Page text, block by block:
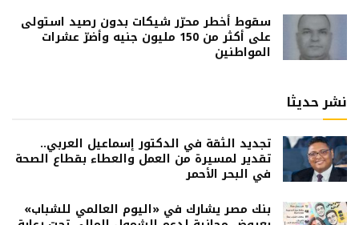
سقوط أخطر محرّر شيكات بدون رصيد استولى
على أكثر من 150 مليون جنيه وأضرّ عشرات
المواطنين
نشر حديثا
تجديد الثقة في الدكتور إسماعيل العربي..
تقدير لمسيرة من العمل والعطاء بقطاع الصحة
في البحر الأحمر
بنك مصر يشارك في «اليوم العالمي للشباب»